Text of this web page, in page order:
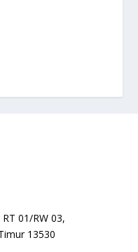
01/RW 03,
13530